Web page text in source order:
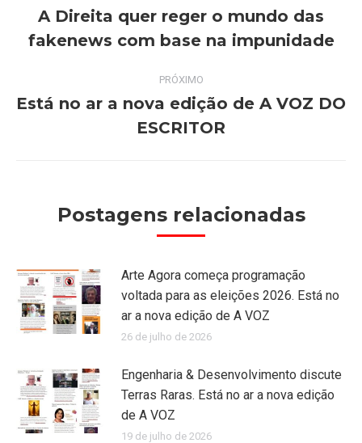
de
post:
Post
anterior:
A Direita quer reger o mundo das
fakenews com base na impunidade
PRÓXIMO
Próximo
post:
Está no ar a nova edição de A VOZ DO
ESCRITOR
Postagens relacionadas
Arte Agora começa programação
voltada para as eleições 2026. Está no
ar a nova edição de A VOZ
26 de julho de 2026
Engenharia & Desenvolvimento discute
Terras Raras. Está no ar a nova edição
de A VOZ
19 de julho de 2026